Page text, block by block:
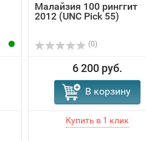
Малайзия 100 ринггит
2012 (UNC Pick 55)
(0)
6 200 руб.
В корзину